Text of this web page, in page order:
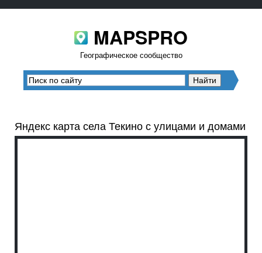
MAPSPRO
Географическое сообщество
Яндекс карта села Текино с улицами и домами